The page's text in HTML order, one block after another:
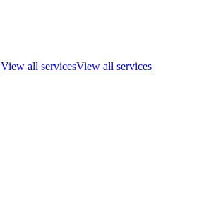
View all servicesView all services